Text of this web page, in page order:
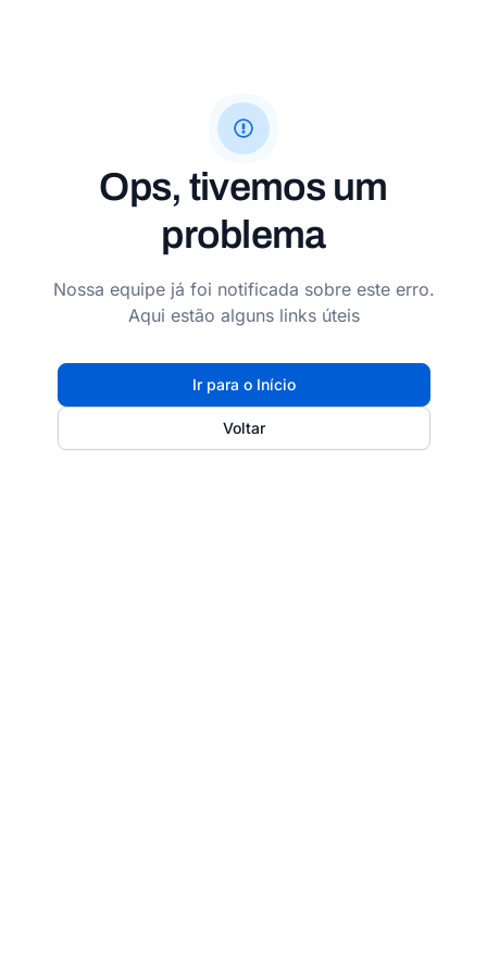
Ops, tivemos um
problema
Nossa equipe já foi notificada sobre este erro.
Aqui estão alguns links úteis
Ir para o Início
Voltar